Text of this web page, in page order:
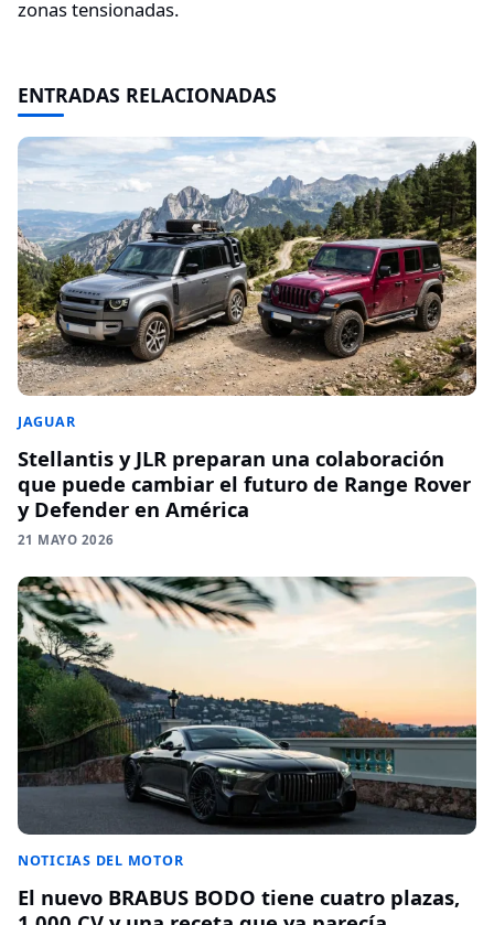
zonas tensionadas.
ENTRADAS RELACIONADAS
JAGUAR
Stellantis y JLR preparan una colaboración
que puede cambiar el futuro de Range Rover
y Defender en América
21 MAYO 2026
NOTICIAS DEL MOTOR
El nuevo BRABUS BODO tiene cuatro plazas,